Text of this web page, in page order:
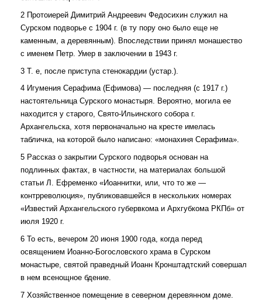
2 Протоиерей Димитрий Андреевич Федосихин служил на
Сурском подворье с 1904 г. (в ту пору оно было еще не
каменным, а деревянным). Впоследствии принял монашество
с именем Петр. Умер в заключении в 1943 г.
3 Т. е, после приступа стенокардии (устар.).
4 Игумения Серафима (Ефимова) — последняя (с 1917 г.)
настоятельница Сурского монастыря. Вероятно, могила ее
находится у старого, Свято-Ильинского собора г.
Архангельска, хотя первоначально на кресте имелась
табличка, на которой было написано: «монахиня Серафима».
5 Рассказ о закрытии Сурского подворья основан на
подлинных фактах, в частности, на материалах большой
статьи Л. Ефременко «Иоаннитки, или, что то же —
контрреволюция», публиковавшейся в нескольких номерах
«Известий Архангельского губервкома и Архгубкома РКПб» от
июля 1920 г.
6 То есть, вечером 20 июня 1900 года, когда перед
освящением Иоанно-Богословского храма в Сурском
монастыре, святой праведный Иоанн Кронштадтский совершал
в нем всенощное бдение.
7 Хозяйственное помещение в северном деревянном доме.